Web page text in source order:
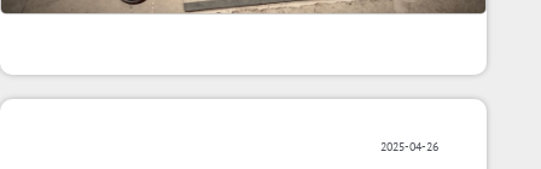
2025-04-26